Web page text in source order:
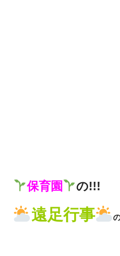
保育園 の!!!
遠足行事